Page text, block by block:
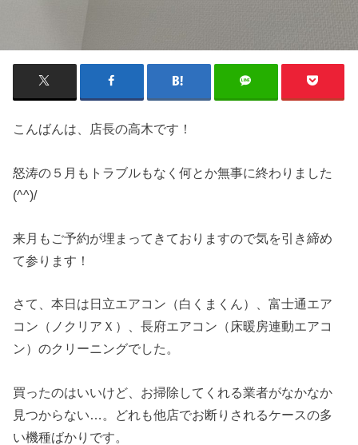
こんばんは、店長の高木です！
怒涛の５月もトラブルもなく何とか無事に終わりました
(^^)/
来月もご予約が埋まってきておりますので気を引き締め
て参ります！
さて、本日は日立エアコン（白くまくん）、富士通エア
コン（ノクリアＸ）、長府エアコン（床暖房連動エアコ
ン）のクリーニングでした。
買ったのはいいけど、お掃除してくれる業者がなかなか
見つからない…。どれも他店でお断りされるケースの多
い機種ばかりです。